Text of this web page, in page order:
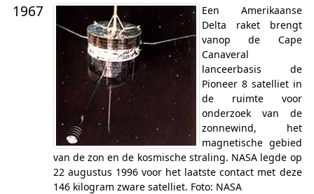
1967
Een Amerikaanse
Delta raket brengt
vanop de Cape
Canaveral
lanceerbasis de
Pioneer 8 satelliet in
de ruimte voor
onderzoek van de
zonnewind, het
magnetische gebied
van de zon en de kosmische straling. NASA legde op
22 augustus 1996 voor het laatste contact met deze
146 kilogram zware satelliet. Foto: NASA